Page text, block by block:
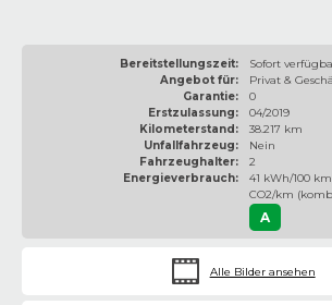
Bereitstellungszeit:
Sofort
Angebot für:
Privat &
Garantie:
0
Erstzulassung:
04/2019
Kilometerstand:
38.217 km
Unfallfahrzeug:
Nein
Fahrzeughalter:
2
Energieverbrauch:
41 kWh/100
CO2/km
A
Alle Bilder ansehen